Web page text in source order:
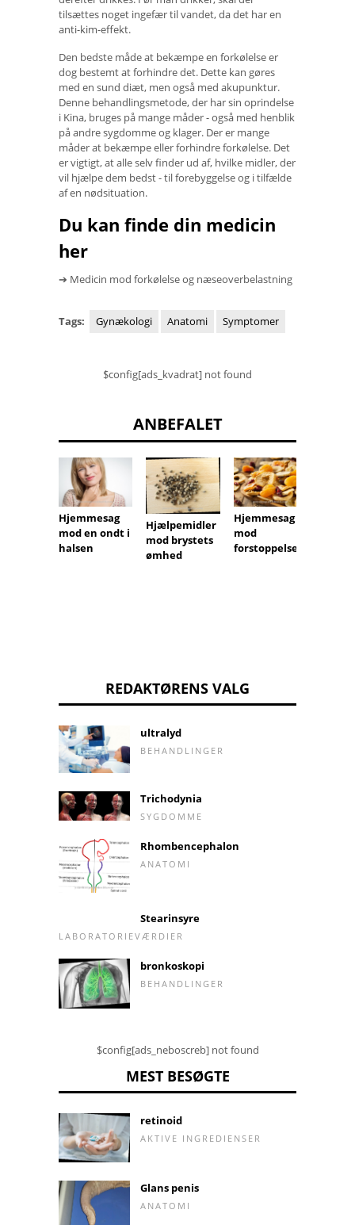
tilsættes noget ingefær til vandet, da det har en
anti-kim-effekt.
Den bedste måde at bekæmpe en forkølelse er
dog bestemt at forhindre det. Dette kan gøres
med en sund diæt, men også med akupunktur.
Denne behandlingsmetode, der har sin oprindelse
i Kina, bruges på mange måder - også med henblik
på andre sygdomme og klager. Der er mange
måder at bekæmpe eller forhindre forkølelse. Det
er vigtigt, at alle selv finder ud af, hvilke midler, der
vil hjælpe dem bedst - til forebyggelse og i tilfælde
af en nødsituation.
Du kan finde din medicin
her
➔ Medicin mod forkølelse og næseoverbelastning
Tags: Gynækologi Anatomi Symptomer
$config[ads_kvadrat] not found
ANBEFALET
Hjemmesag
mod en ondt i
halsen
Hjælpemidler
mod brystets
ømhed
Hjemmesag
mod
forstoppelse
REDAKTØRENS VALG
ultralyd
BEHANDLINGER
Trichodynia
SYGDOMME
Rhombencephalon
ANATOMI
Stearinsyre
LABORATORIEVÆRDIER
bronkoskopi
BEHANDLINGER
$config[ads_neboscreb] not found
MEST BESØGTE
retinoid
AKTIVE INGREDIENSER
Glans penis
ANATOMI